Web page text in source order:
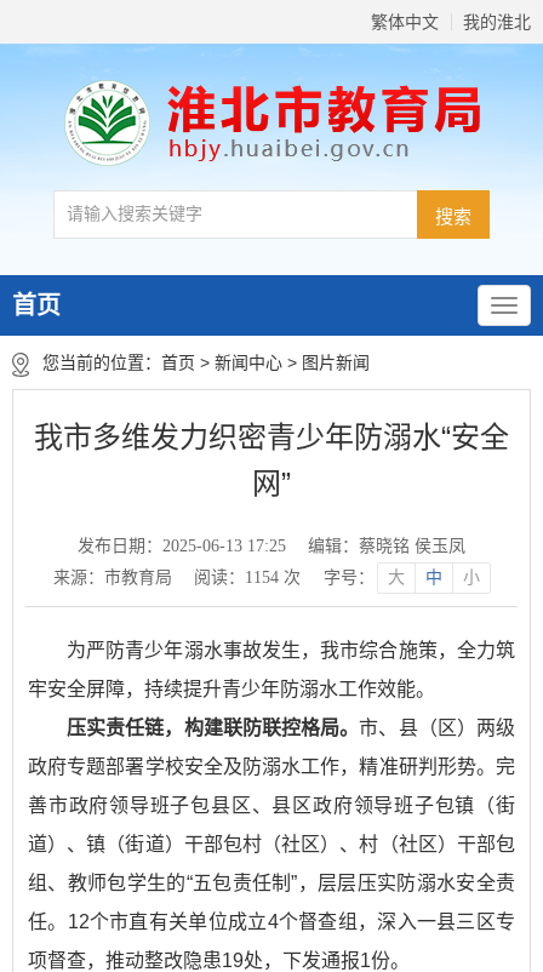
繁体中文 我的淮北
首页
您当前的位置： 首页 > 新闻中心 > 图片新闻
我市多维发力织密青少年防溺水“安全
网”
发布日期：2025-06-13 17:25
编辑：蔡晓铭 侯玉凤
来源：市教育局
阅读： 1154次 字号： 大 中 小
为严防青少年溺水事故发生，我市综合施策，全力筑
牢安全屏障，持续提升青少年防溺水工作效能。
压实责任链，构建联防联控格局。市、县（区）两级
政府专题部署学校安全及防溺水工作，精准研判形势。完
善市政府领导班子包县区、县区政府领导班子包镇（街
道）、镇（街道）干部包村（社区）、村（社区）干部包
组、教师包学生的“五包责任制”，层层压实防溺水安全责
任。12个市直有关单位成立4个督查组，深入一县三区专
项督查，推动整改隐患19处，下发通报1份。